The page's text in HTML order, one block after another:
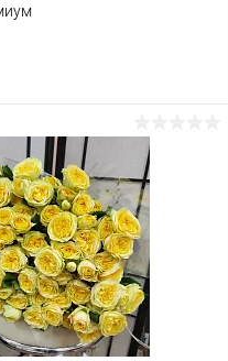
В корзину
Сравнение
В наличии